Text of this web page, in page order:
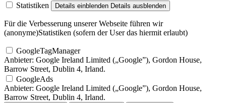
Statistiken
Details einblenden Details ausblenden
Für die Verbesserung unserer Webseite führen wir
(anonyme)Statistiken (sofern der User das hiermit erlaubt)
GoogleTagManager
Anbieter: Google Ireland Limited („Google”), Gordon House,
Barrow Street, Dublin 4, Irland.
GoogleAds
Anbieter: Google Ireland Limited („Google”), Gordon House,
Barrow Street, Dublin 4, Irland.